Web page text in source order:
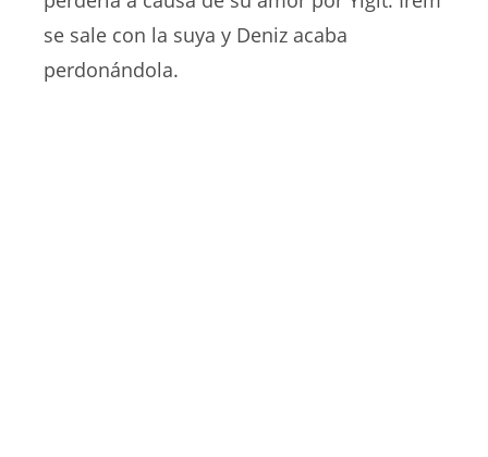
se sale con la suya y Deniz acaba
perdonándola.